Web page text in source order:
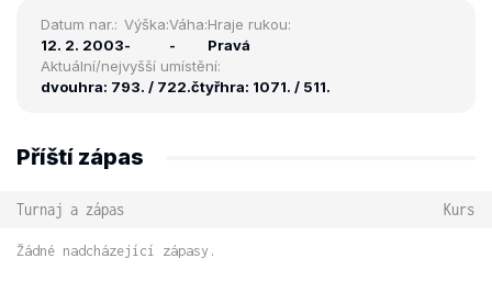
Datum nar.:
12. 2. 2003
Výška:
-
Váha:
-
Hraje rukou:
Pravá
Aktuální/nejvyšší umístění:
dvouhra: 793. / 722.čtyřhra: 1071. / 511.
Příští zápas
Turnaj a zápas Kurs
Žádné nadcházející zápasy.